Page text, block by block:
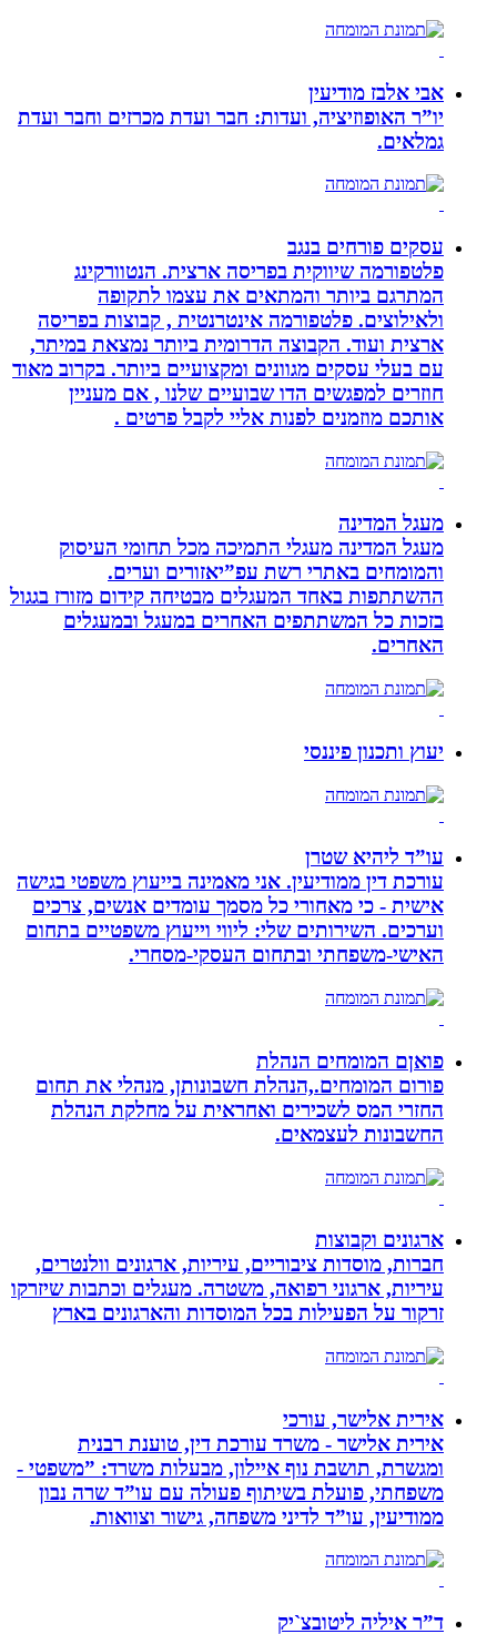
אבי אלבז מודיעין
יו”ר האופוזיציה, ועדות: חבר ועדת מכרזים וחבר ועדת
גמלאים.
עסקים פורחים בנגב
פלטפורמה שיווקית בפריסה ארצית. הנטוורקינג
המתרגם ביותר והמתאים את עצמו לתקופה
ולאילוצים. פלטפורמה אינטרנטית , קבוצות בפריסה
ארצית ועוד. הקבוצה הדרומית ביותר נמצאת במיתר,
עם בעלי עסקים מגוונים ומקצועיים ביותר. בקרוב מאוד
חוזרים למפגשים הדו שבועיים שלנו , אם מעניין
אותכם מוזמנים לפנות אליי לקבל פרטים .
מעגל המדינה
מעגל המדינה מעגלי התמיכה מכל תחומי העיסוק
והמומחים באתרי רשת עפ”יאזורים וערים.
ההשתתפות באחד המעגלים מבטיחה קידום מזורז בגגול
בזכות כל המשתתפים האחרים במעגל ובמעגלים
האחרים.
יעוץ ותכנון פיננסי
עו”ד ליהיא שטרן
עורכת דין ממודיעין. אני מאמינה בייעוץ משפטי בגישה
אישית - כי מאחורי כל מסמך עומדים אנשים, צרכים
וערכים. השירותים שלי: ליווי וייעוץ משפטיים בתחום
האישי-משפחתי ובתחום העסקי-מסחרי.
פואןם המומחים הנהלת
פורום המומחים.,הנהלת חשבונותן, מנהלי את תחום
החזרי המס לשכירים ואחראית על מחלקת הנהלת
החשבונות לעצמאים.
ארגונים וקבוצות
חברות, מוסדות ציבוריים, עיריות, ארגונים וולנטרים,
עיריות, ארגוני רפואה, משטרה. מעגלים וכתבות שיזרקו
זרקור על הפעילות בכל המוסדות והארגונים בארץ
אירית אלישר, עורכי
אירית אלישר - משרד עורכת דין, טוענת רבנית
ומגשרת, תושבת נוף איילון, מבעלות משרד: ”משפטי -
משפחתי, פועלת בשיתוף פעולה עם עו”ד שרה נבון
ממודיעין, עו”ד לדיני משפחה, גישור וצוואות.
ד”ר איליה ליטובצ`יק